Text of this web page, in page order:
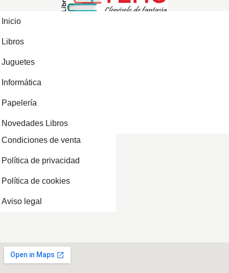
Inicio
Libros
Juguetes
Informática
Papelería
Novedades Libros
Condiciones de venta
Política de privacidad
Política de cookies
Aviso legal